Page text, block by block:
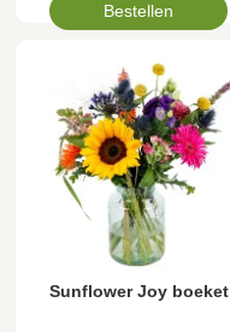
Bestellen
Sunflower Joy boeket